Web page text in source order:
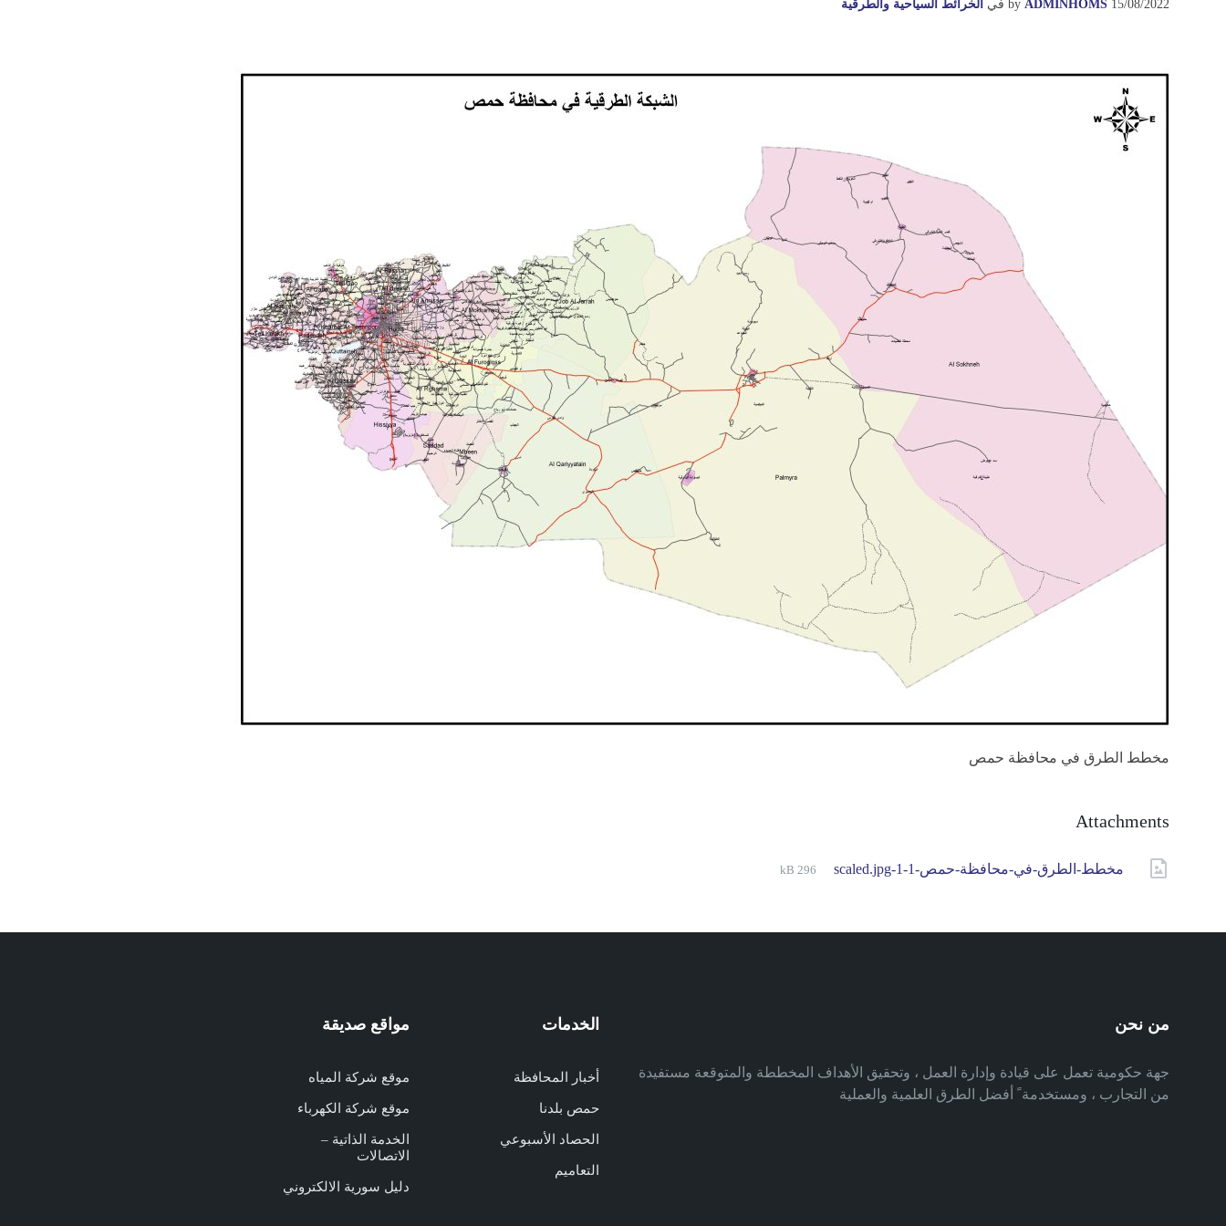
15/08/2022
by ADMINHOMS في الخرائط السياحية والطرقية
مخطط الطرق في محافظة حمص
Attachments
مخطط-الطرق-في-محافظة-حمص-1-1-scaled.jpg
File
296 kB
من نحن
جهة حكومية تعمل على قيادة وإدارة العمل ، وتحقيق الأهداف المخططة والمتوقعة مستفيدة
من التجارب ، ومستخدمة ً أفضل الطرق العلمية والعملية
الخدمات
أخبار المحافظة
حمص بلدنا
الحصاد الأسبوعي
التعاميم
مواقع صديقة
موقع شركة المياه
موقع شركة الكهرباء
الخدمة الذاتية –
الاتصالات
دليل سورية الالكتروني